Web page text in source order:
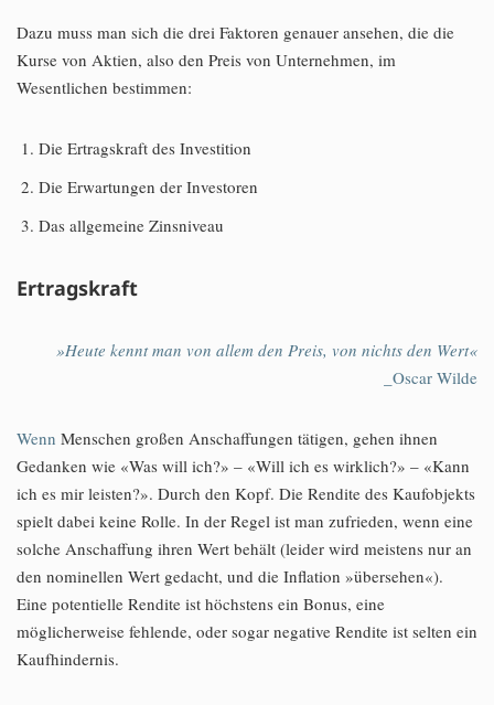
Dazu muss man sich die drei Faktoren genauer ansehen, die die
Kurse von Aktien, also den Preis von Unternehmen, im
Wesentlichen bestimmen:
Die Ertragskraft des Investition
Die Erwartungen der Investoren
Das allgemeine Zinsniveau
Ertragskraft
»Heute kennt man von allem den Preis, von nichts den Wert«
_Oscar Wilde
Wenn Menschen großen Anschaffungen tätigen, gehen ihnen
Gedanken wie «Was will ich?» – «Will ich es wirklich?» – «Kann
ich es mir leisten?». Durch den Kopf. Die Rendite des Kaufobjekts
spielt dabei keine Rolle. In der Regel ist man zufrieden, wenn eine
solche Anschaffung ihren Wert behält (leider wird meistens nur an
den nominellen Wert gedacht, und die Inflation »übersehen«).
Eine potentielle Rendite ist höchstens ein Bonus, eine
möglicherweise fehlende, oder sogar negative Rendite ist selten ein
Kaufhindernis.